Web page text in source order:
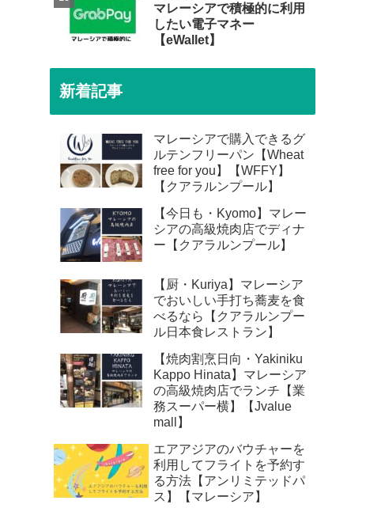
マレーシアで積極的に利用
したい電子マネー
【eWallet】
新着記事
マレーシアで購入できるグ
ルテンフリーパン【Wheat
free for you】【WFFY】
【クアラルンプール】
【今日も・Kyomo】マレー
シアの高級焼肉店でディナ
ー【クアラルンプール】
【厨・Kuriya】マレーシア
でおいしい手打ち蕎麦を食
べるなら【クアラルンプー
ル日本食レストラン】
【焼肉割烹日向・Yakiniku
Kappo Hinata】マレーシア
の高級焼肉店でランチ【業
務スーパー横】【Jvalue
mall】
エアアジアのバウチャーを
利用してフライトを予約す
る方法【アンリミテッドパ
ス】【マレーシア】